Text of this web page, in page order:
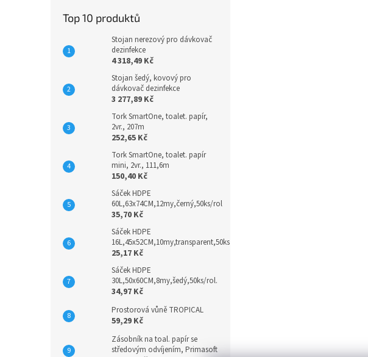
Top 10 produktů
Stojan nerezový pro dávkovač
dezinfekce
4 318,49 Kč
Stojan šedý, kovový pro
dávkovač dezinfekce
3 277,89 Kč
Tork SmartOne, toalet. papír,
2vr., 207m
252,65 Kč
Tork SmartOne, toalet. papír
mini, 2vr., 111,6m
150,40 Kč
Sáček HDPE
60L,63x74CM,12my,černý,50ks/rol
35,70 Kč
Sáček HDPE
16L,45x52CM,10my,transparent,50ks
25,17 Kč
Sáček HDPE
30L,50x60CM,8my,šedý,50ks/rol.
34,97 Kč
Prostorová vůně TROPICAL
59,29 Kč
Zásobník na toal. papír se
středovým odvíjením, Primasoft